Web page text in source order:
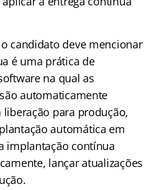
candidato deve mencionar
é uma prática de
na qual as
automaticamente
para produção,
automática em
implantação contínua
lançar atualizações